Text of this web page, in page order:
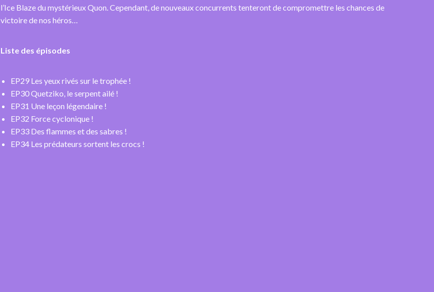
l’Ice Blaze du mystérieux Quon. Cependant, de nouveaux concurrents tenteront de compromettre les chances de
victoire de nos héros…
Liste des épisodes
EP29 Les yeux rivés sur le trophée !
EP30 Quetziko, le serpent ailé !
EP31 Une leçon légendaire !
EP32 Force cyclonique !
EP33 Des flammes et des sabres !
EP34 Les prédateurs sortent les crocs !